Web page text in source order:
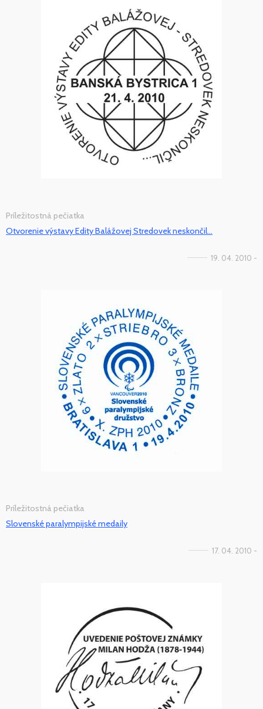
Príležitostná pečiatka
Otvorenie výstavy Edity Balážovej Stredovek neskončil...
19. 04. 2010 -
Príležitostná pečiatka
Slovenské paralympijské medaily
17. 04. 2010 -